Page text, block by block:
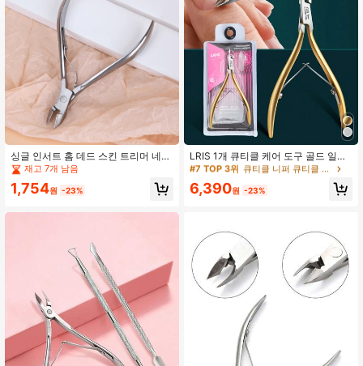
5.5K 팔로워
4.91 5.5K 팔로워
4.91 5.5K 팔로워
4.91 5.5K 팔로워
4.91
싱글 인서트 홈 데드 스킨 트리머 네일
도구 세트, 매니큐어 세트, 전문가용
손가락 데드 스킨 및 큐티클 제거기,
쉽게 자르기, 싱글 팩, 매니큐어 전문
재고 7개 남음
1,754원 -23%
LRIS 1개 큐티클 케어 도구 골드 일본
식 큐티클 니퍼 손과 발의 죽은 피부와
된 큐티클 트리머, 스테인리스 스틸 커
높은 재방문 고객
#7 TOP 3위
큐티클 니퍼 큐티클 케어 도구
높은 재방문 고객
#7 TOP 3위
큐티클 니퍼 큐티클 케어 도구
높은 재방문 고객
#7 TOP 3위
6,390원 -23%